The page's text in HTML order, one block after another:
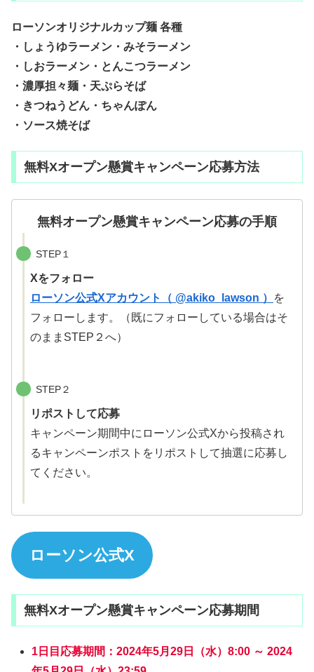
ローソンオリジナルカップ麺 各種
・しょうゆラーメン・みそラーメン
・しおラーメン・とんこつラーメン
・濃厚担々麺・天ぷらそば
・きつねうどん・ちゃんぽん
・ソース焼そば
無料Xオープン懸賞キャンペーン応募方法
無料オープン懸賞キャンペーン応募の手順
STEP１
Xをフォロー
ローソン公式Xアカウント（ @akiko_lawson ）
を
フォローします。（既にフォローしている場合はそ
のままSTEP２へ）
STEP２
リポストして応募
キャンペーン期間中にローソン公式Xから投稿され
るキャンペーンポストをリポストして抽選に応募し
てください。
ローソン公式X
無料Xオープン懸賞キャンペーン応募期間
1日目応募期間：2024年5月29日（水）8:00 ～ 2024